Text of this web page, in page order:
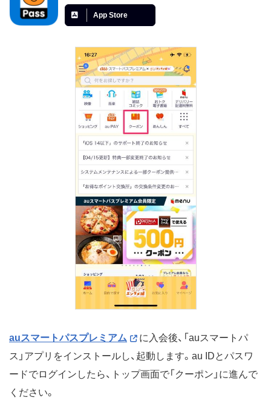
App Store
auスマートパスプレミアム
に入会後、「auスマートパ
ス」アプリをインストールし、起動します。au IDとパスワ
ードでログインしたら、トップ画面で「クーポン」に進んで
ください。